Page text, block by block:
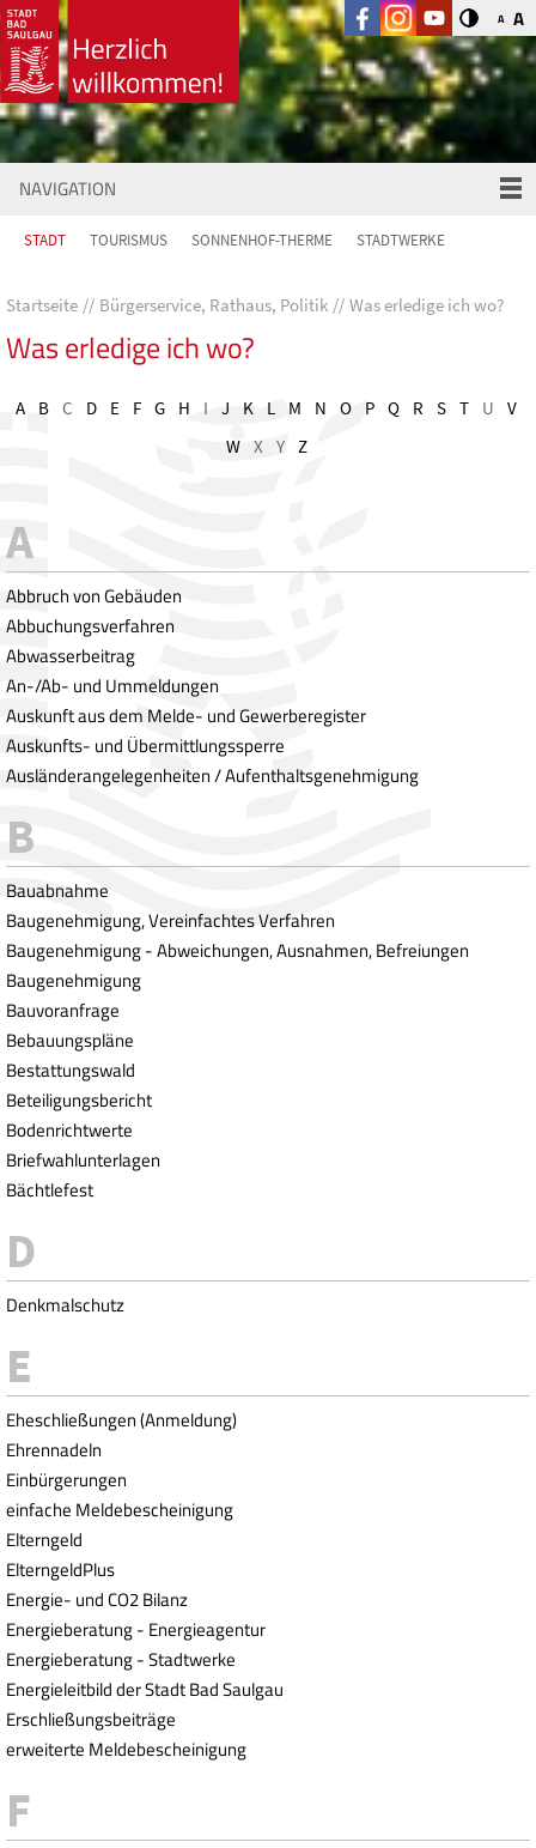
A A
NAVIGATION
STADT TOURISMUS SONNENHOF-THERME STADTWERKE
Startseite Bürgerservice, Rathaus, Politik Was erledige ich wo?
Was erledige ich wo?
A B C D E F G H I J K L M N O P Q R S T U
V
W
X Y Z
Abbruch von Gebäuden
Abbuchungsverfahren
Abwasserbeitrag
An-/Ab- und Ummeldungen
Auskunft aus dem Melde- und Gewerberegister
Auskunfts- und Übermittlungssperre
Ausländerangelegenheiten / Aufenthaltsgenehmigung
Bauabnahme
Baugenehmigung, Vereinfachtes Verfahren
Baugenehmigung - Abweichungen, Ausnahmen, Befreiungen
Baugenehmigung
Bauvoranfrage
Bebauungspläne
Bestattungswald
Beteiligungsbericht
Bodenrichtwerte
Briefwahlunterlagen
Bächtlefest
Denkmalschutz
Eheschließungen (Anmeldung)
Ehrennadeln
Einbürgerungen
einfache Meldebescheinigung
Elterngeld
ElterngeldPlus
Energie- und CO2 Bilanz
Energieberatung - Energieagentur
Energieberatung - Stadtwerke
Energieleitbild der Stadt Bad Saulgau
Erschließungsbeiträge
erweiterte Meldebescheinigung